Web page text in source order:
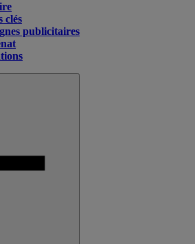
clés
publicitaires